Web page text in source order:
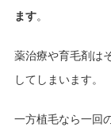
ます。
薬治療や育毛剤は
してしまいます。
一方植毛なら一回